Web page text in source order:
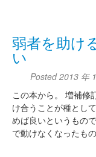
弱者を助け
い
Posted2013 年
この本から。 増補修
け合うことが種とし
めば良いというもの
で動けなくなったも